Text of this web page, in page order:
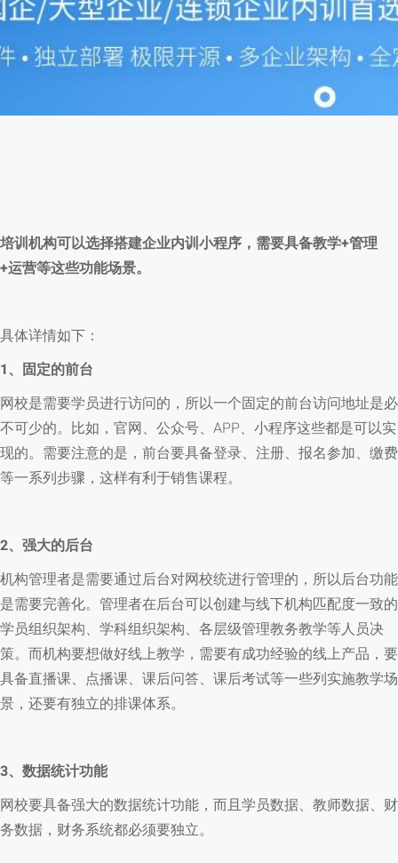
首页 / 企业培训app开发
培训机构可以选择搭建企业内训小程序，需要具备教学+管理
+运营等这些功能场景。
具体详情如下：
1、固定的前台
网校是需要学员进行访问的，所以一个固定的前台访问地址是必
不可少的。比如，官网、公众号、APP、小程序这些都是可以实
现的。需要注意的是，前台要具备登录、注册、报名参加、缴费
等一系列步骤，这样有利于销售课程。
2、强大的后台
机构管理者是需要通过后台对网校统进行管理的，所以后台功能
是需要完善化。管理者在后台可以创建与线下机构匹配度一致的
学员组织架构、学科组织架构、各层级管理教务教学等人员决
策。而机构要想做好线上教学，需要有成功经验的线上产品，要
具备直播课、点播课、课后问答、课后考试等一些列实施教学场
景，还要有独立的排课体系。
3、数据统计功能
网校要具备强大的数据统计功能，而且学员数据、教师数据、财
务数据，财务系统都必须要独立。